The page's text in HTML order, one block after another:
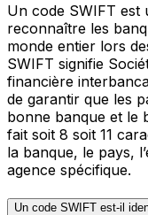
Un code SWIFT est
reconnaître les
monde entier lors
SWIFT signifie
financière
de garantir que les
bonne banque et le
fait soit 8 soit 11
la banque, le pays,
agence spécifique.
Un code SWIFT est-il